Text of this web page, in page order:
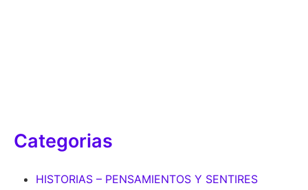
Categorias
HISTORIAS – PENSAMIENTOS Y SENTIRES